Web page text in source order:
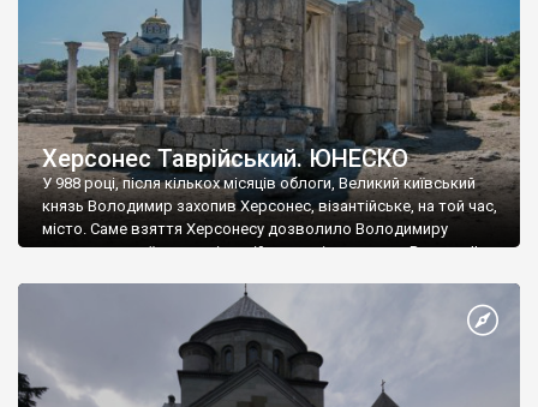
Херсонес Таврійський. ЮНЕСКО
У 988 році, після кількох місяців облоги, Великий київський
князь Володимир захопив Херсонес, візантійське, на той час,
місто. Саме взяття Херсонесу дозволило Володимиру
диктувати свої умови візантійському імператору Василю ІІ, та
Херсонесі Володимир-язичник, став Василем-християнином.
А потім було Хрещення Русі. На честь Херсонесу Таврійського